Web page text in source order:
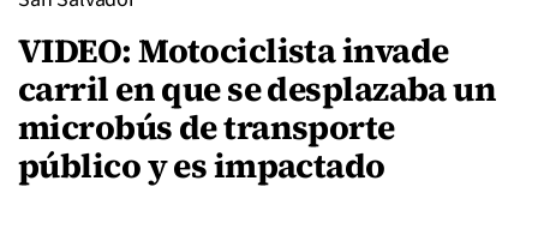
VIDEO: Motociclista invade
carril en que se desplazaba un
microbús de transporte
público y es impactado